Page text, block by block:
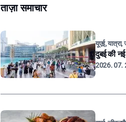
ताज़ा समाचार
यूएई, यात्रा,
दुबई की
2026. 07.